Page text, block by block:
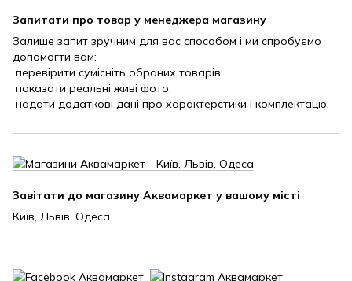
Запитати про товар у менеджера магазину
Залише запит зручним для вас способом і ми спробуємо
допомогти вам:
перевірити сумісніть обраних товарів;
показати реальні живі фото;
надати додаткові дані про характерстики і комплектацю.
Завітати до магазину Аквамаркет у вашому місті
Київ, Львів, Одеса